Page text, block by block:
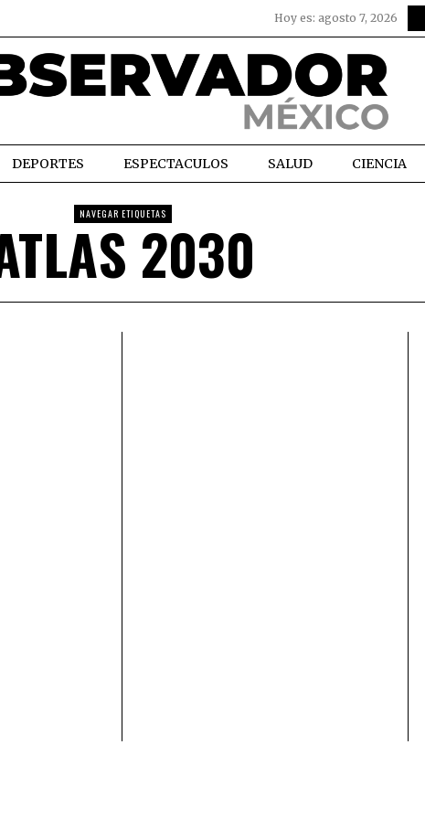
Hoy es: agosto 7, 2026
DEPORTES ESPECTACULOS SALUD CIENCIA
NAVEGAR ETIQUETAS2030